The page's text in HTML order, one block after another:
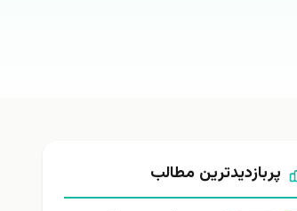
پربازدیدترین مطالب